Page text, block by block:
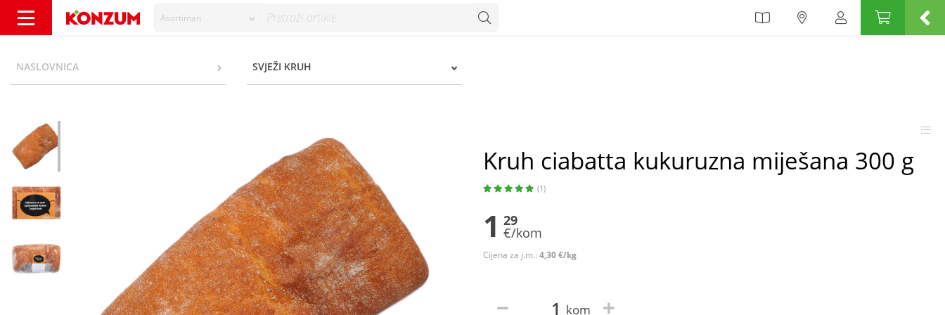
Asortiman
NASLOVNICA SVJEŽI KRUH
Kruh ciabatta kukuruzna miješana 300 g
(1)
1 29
€/kom
Cijena za j.m.: 4,30 €/kg
kom